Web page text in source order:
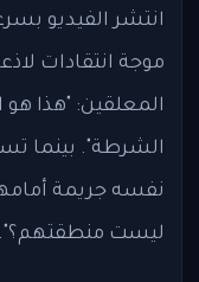
انتشر الفيديو
موجة انتقادات
المعلقين: "هذا
الشرطة". بينما
نفسه جريمة
ليست منطقتهم؟".